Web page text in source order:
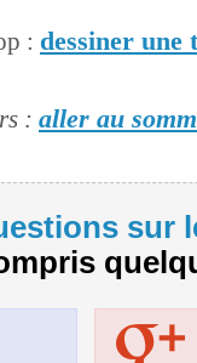
: dessiner une
: aller au
sur